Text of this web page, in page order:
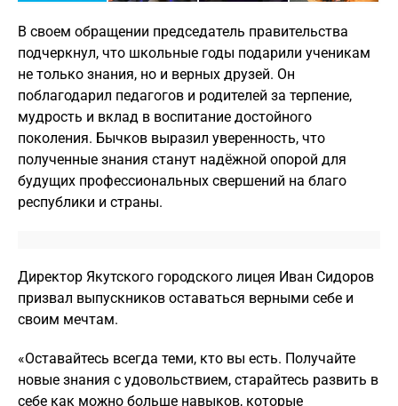
В своем обращении председатель правительства
подчеркнул, что школьные годы подарили ученикам
не только знания, но и верных друзей. Он
поблагодарил педагогов и родителей за терпение,
мудрость и вклад в воспитание достойного
поколения. Бычков выразил уверенность, что
полученные знания станут надёжной опорой для
будущих профессиональных свершений на благо
республики и страны.
Директор Якутского городского лицея Иван Сидоров
призвал выпускников оставаться верными себе и
своим мечтам.
«Оставайтесь всегда теми, кто вы есть. Получайте
новые знания с удовольствием, старайтесь развить в
себе как можно больше навыков, которые